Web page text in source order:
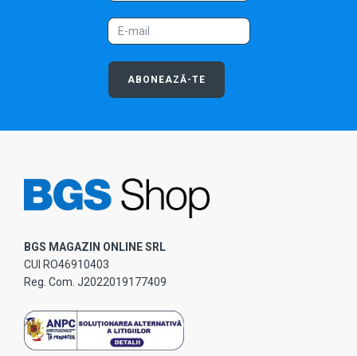
ABONEAZĂ-TE
BGS MAGAZIN ONLINE SRL
CUI RO46910403
Reg. Com. J2022019177409